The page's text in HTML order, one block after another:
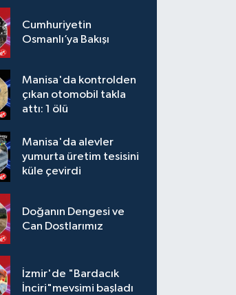
Cumhuriyetin
Osmanlı’ya Bakışı
Manisa'da kontrolden
çıkan otomobil takla
attı: 1 ölü
Manisa'da alevler
yumurta üretim tesisini
küle çevirdi
Doğanın Dengesi ve
Can Dostlarımız
İzmir'de "Bardacık
İnciri"mevsimi başladı